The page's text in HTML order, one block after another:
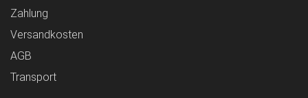
Zahlung
Versandkosten
AGB
Transport